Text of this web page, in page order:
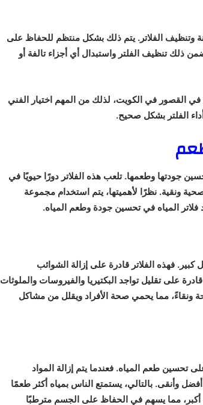
وتنظيف الفلاتر. يتم ذلك بشكل منتظم للحفاظ على
ذلك تنظيف الفلتر واستبدال أي أجزاء تالفة أو
القصور في الكويت، لذلك من المهم اختيار الفني
الفلتر بشكل صحيح.
جودتها وطعمها. تلعب هذه الفلاتر دورًا حيويًا في
ونقية. نظرًا لأهميتها، يتم استخدام مجموعة
المياه في تحسين جودة وطعم المياه.
فهذه الفلاتر قادرة على إزالة الشوائب
على تقليل تواجد البكتيريا والفيروسات والملوثات
ونقاءً، مما يحمي صحة الأفراد ويقلل من مشاكل
تحسين طعم المياه. فعندما يتم إزالة المواد
وأنقى. بالتالي، يستمتع الناس بمياه أكثر طعمًا
مما يسهم في الحفاظ على الجسم مترطبًا